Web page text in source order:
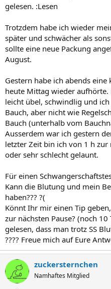
gelesen. :Lesen
Trotzdem habe ich wieder
später und schwächer als
sollte eine neue Packung
August.
Gestern habe ich abends
heute Mittag wieder aufhörte.
leicht übel, schwindlig und
Bauch, aber nicht wie
Bauch (unterhalb vom
Ausserdem war ich gestern
letzter Zeit bin ich von 1 h
oder sehr schlecht gelaunt.
Für einen
Kann die Blutung und mein
haben??? ?(
Könnt Ihr mir einen Tip
zur nächsten Pause? (noch
gelesen, dass man trotz SS
???? Freue mich auf Eure
zuckersternchen
Namhaftes Mitglied